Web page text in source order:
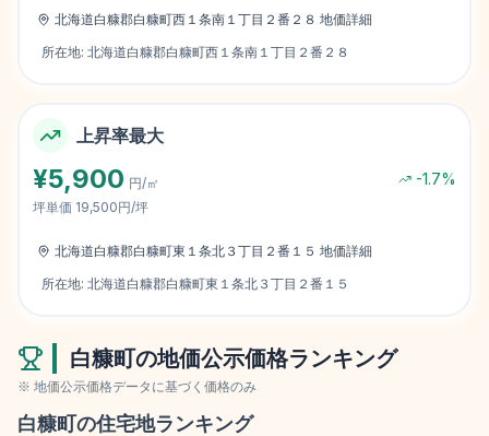
北海道白糠郡白糠町西１条南１丁目２番２８ 地価詳細
所在地: 北海道白糠郡白糠町西１条南１丁目２番２８
上昇率最大
¥5,900 円/㎡ -1.7%
坪単価 19,500円/坪
北海道白糠郡白糠町東１条北３丁目２番１５ 地価詳細
所在地: 北海道白糠郡白糠町東１条北３丁目２番１５
白糠町の地価公示価格ランキング
※ 地価公示価格データに基づく価格のみ
白糠町の住宅地ランキング